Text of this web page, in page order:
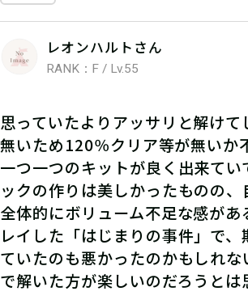
レオンハルトさん
RANK：F / Lv.55
思っていたよりアッサリと解けて
無いため120％クリア等が無いか
一つ一つのキットが良く出来てい
ックの作りは美しかったものの
全体的にボリューム不足な感があ
レイした「はじまりの事件」で
ていたのも悪かったのかもしれ
で解いた方が楽しいのだろうとは